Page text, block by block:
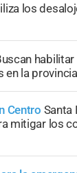
los
la
Centro Santa
mitigar los